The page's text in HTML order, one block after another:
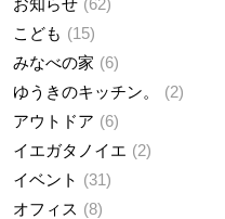
お知らせ
62
こども
15
みなべの家
6
ゆうきのキッチン。
2
アウトドア
6
イエガタノイエ
2
イベント
31
オフィス
8